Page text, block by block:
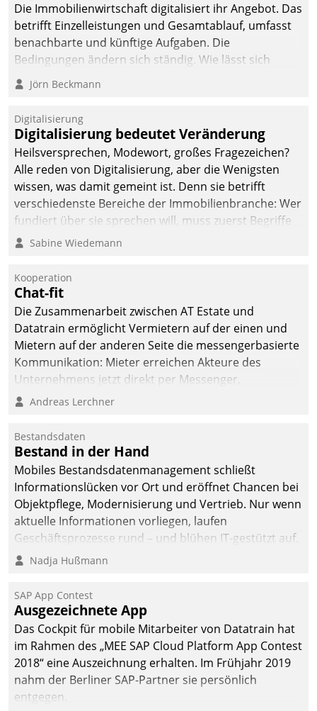
Die Immobilienwirtschaft digitalisiert ihr Angebot. Das
betrifft Einzelleistungen und Gesamtablauf, umfasst
benachbarte und künftige Aufgaben. Die
Bedingungen ändern sich ständig. Wie lässt sich
technisch die Kontrolle wahren und zugleich Freiraum
fürs Wachsen öffnen?
Jörn Beckmann
Digitalisierung
Digitalisierung bedeutet Veränderung
Heilsversprechen, Modewort, großes Fragezeichen?
Alle reden von Digitalisierung, aber die Wenigsten
wissen, was damit gemeint ist. Denn sie betrifft
verschiedenste Bereiche der Immobilienbranche: Wer
fundiert über sie sprechen will, muss zuerst Begriffe
klären. Ein Aspekt ist die betriebliche Optimierung:
Einsparungen durch optimierte und automatisierte
Prozesse. Doch man darf nicht zu viel erwarten: Allein
mit der Einführung einer neuen Software ist es nicht
getan. Die Digitalisierung erfordert von Unternehmen
die Bereitschaft, sich zu überprüfen, zu hinterfragen
und zu verändern.
Sabine Wiedemann
Kooperation
Chat-fit
Die Zusammenarbeit zwischen AT Estate und
Datatrain ermöglicht Vermietern auf der einen und
Mietern auf der anderen Seite die messengerbasierte
Kommunikation: Mieter erreichen Akteure des
Unternehmens jetzt direkt per Messenger,
Mitarbeiter oder Dienstleister empfangen oder
Andreas Lerchner
Bestandsdaten
Bestand in der Hand
Mobiles Bestandsdatenmanagement schließt
Informationslücken vor Ort und eröffnet Chancen bei
Objektpflege, Modernisierung und Vertrieb. Nur wenn
aktuelle Informationen vorliegen, laufen
Geschäftsprozesse rund – und blühen IT-gestützt auf.
Nadja Hußmann
SAP App Contest
Ausgezeichnete App
Das Cockpit für mobile Mitarbeiter von Datatrain hat
im Rahmen des „MEE SAP Cloud Platform App Contest
2018“ eine Auszeichnung erhalten. Im Frühjahr 2019
nahm der Berliner SAP-Partner sie persönlich
entgegen.